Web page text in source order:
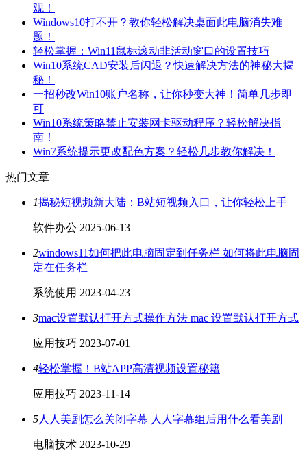
观！
Windows10打不开？教你轻松解决桌面此电脑消失难
题！
轻松掌握：Win11鼠标滚动非活动窗口的设置技巧
Win10系统CAD安装后闪退？快速解决方法的神秘大揭
秘！
一招秒改Win10账户名称，让你秒变大神！简单几步即
可
Win10系统策略禁止安装网卡驱动程序？轻松解决指
南！
Win7系统提示更改配色方案？轻松几步教你解决！
热门文章
1揭秘短视频新大陆：B站短视频入口，让你轻松上手
软件办公 2025-06-13
2windows11如何把此电脑固定到任务栏 如何将此电脑固
定在任务栏
系统使用 2023-04-23
3mac设置默认打开方式操作方法 mac 设置默认打开方式
应用技巧 2023-07-01
4轻松掌握！B站APP高清视频设置秘籍
应用技巧 2023-11-14
5人人美剧怎么关闭字幕 人人字幕组后用什么看美剧
电脑技术 2023-10-29